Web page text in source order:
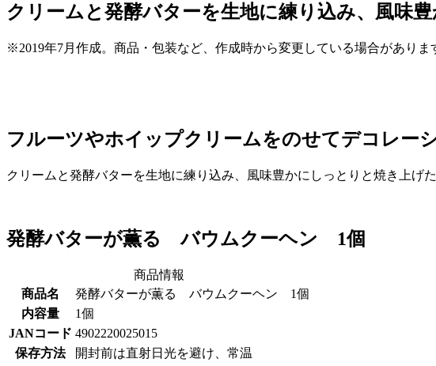
クリームと発酵バターを生地に練り込み、風味
※2019年7月作成。商品・包装など、作成時から変更している場合がありま
フルーツやホイップクリームをのせてデコレー
クリームと発酵バターを生地に練り込み、風味豊かにしっとりと焼き上げ
発酵バターが薫る バウムクーヘン 1個
商品情報
商品名
発酵バターが薫る バウムクーヘン 1個
内容量
1個
JANコード 4902220025015
保存方法
開封前は直射日光を避け、常温